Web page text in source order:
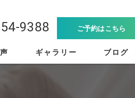
9388 ご予約はこちら
ギャラリー ブログ